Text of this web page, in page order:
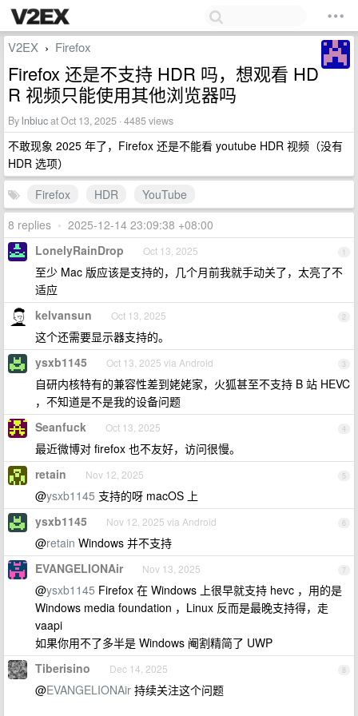
V2EX › Firefox
Firefox 还是不支持 HDR 吗，想观看 HD
R 视频只能使用其他浏览器吗
By lnbiucat Oct 13, 2025 · 4485 views
不敢现象 2025 年了，Firefox 还是不能看 youtube HDR 视频（没有
HDR 选项）
Firefox
HDR
YouTube
8 replies • 2025-12-14 23:09:38 +08:00
1
LonelyRainDrop Oct 13, 2025
至少 Mac 版应该是支持的，几个月前我就手动关了，太亮了不
适应
2
kelvansun Oct 13, 2025
这个还需要显示器支持的。
3
ysxb1145 Oct 13, 2025 via Android
自研内核特有的兼容性差到姥姥家，火狐甚至不支持 B 站 HEVC
，不知道是不是我的设备问题
4
Seanfuck Oct 13, 2025
最近微博对 firefox 也不友好，访问很慢。
5
retain Nov 12, 2025
@ysxb1145 支持的呀 macOS 上
6
ysxb1145 Nov 12, 2025 via Android
@retain Windows 并不支持
7
EVANGELIONAir Nov 13, 2025
@ysxb1145 Firefox 在 Windows 上很早就支持 hevc ，用的是
Windows media foundation ，Linux 反而是最晚支持得，走
vaapi
如果你用不了多半是 Windows 阉割精简了 UWP
8
Tiberisino Dec 14, 2025
@EVANGELIONAir 持续关注这个问题